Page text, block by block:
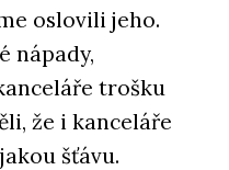
oslovili jeho.
nápady,
trošku
že i kanceláře
šťávu.